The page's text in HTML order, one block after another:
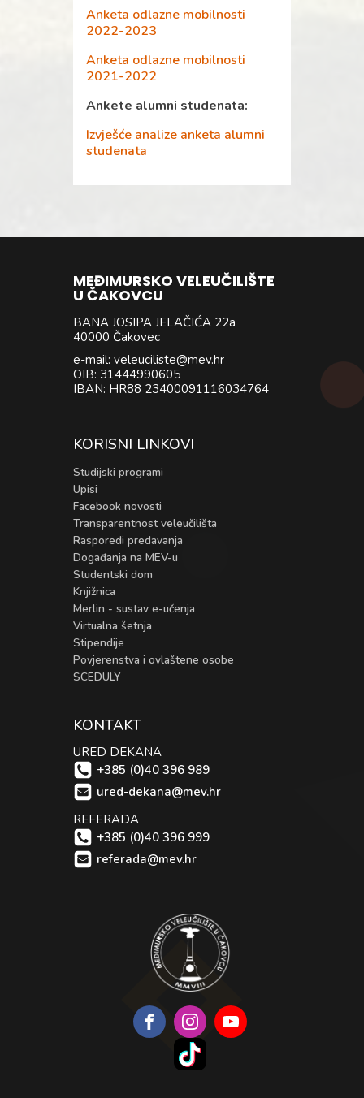
Anketa odlazne mobilnosti
2022-2023
Anketa odlazne mobilnosti
2021-2022
Ankete alumni studenata:
Izvješće analize anketa alumni
studenata
MEĐIMURSKO VELEUČILIŠTE
U ČAKOVCU
BANA JOSIPA JELAČIĆA 22a
40000 Čakovec
e-mail: veleuciliste@mev.hr
OIB: 31444990605
IBAN: HR88 23400091116034764
KORISNI LINKOVI
Studijski programi
Upisi
Facebook novosti
Transparentnost veleučilišta
Rasporedi predavanja
Događanja na MEV-u
Studentski dom
Knjižnica
Merlin - sustav e-učenja
Virtualna šetnja
Stipendije
Povjerenstva i ovlaštene osobe
SCEDULY
KONTAKT
URED DEKANA
+385 (0)40 396 989
ured-dekana@mev.hr
REFERADA
+385 (0)40 396 999
referada@mev.hr